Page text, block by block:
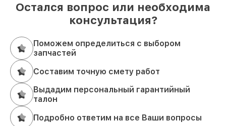
Остался вопрос или необходима
консультация?
Поможем определиться с выбором
запчастей
Составим точную смету работ
Выдадим персональный гарантийный
талон
Подробно ответим на все Ваши вопросы